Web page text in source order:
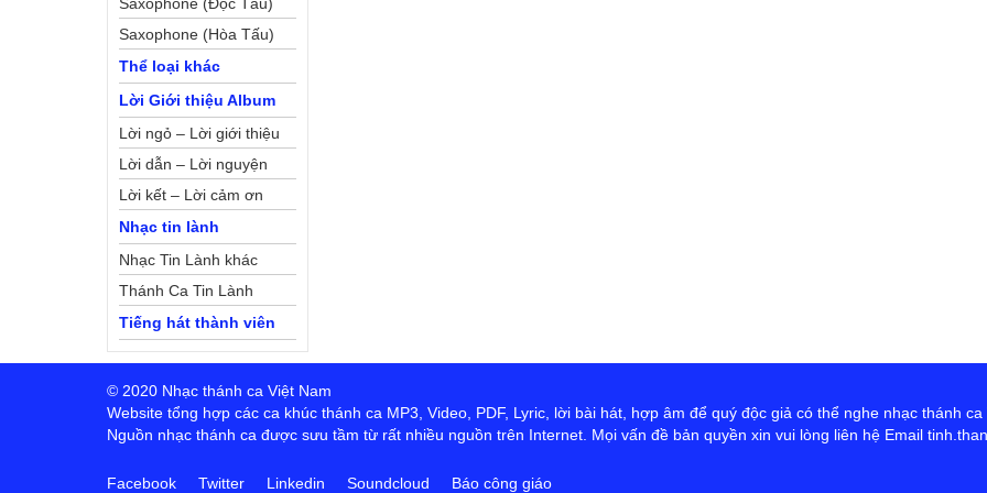
Saxophone (Hòa Tấu)
Thể loại khác
Lời Giới thiệu Album
Lời ngỏ – Lời giới thiệu
Lời dẫn – Lời nguyện
Lời kết – Lời cảm ơn
Nhạc tin lành
Nhạc Tin Lành khác
Thánh Ca Tin Lành
Tiếng hát thành viên
© 2020 Nhạc thánh ca Việt Nam
Website tổng hợp các ca khúc thánh ca MP3, Video, PDF, Lyric, lời bài hát, hợp âm để quý độc giả có thể nghe nhạc thánh ca
Nguồn nhạc thánh ca được sưu tầm từ rất nhiều nguồn trên Internet. Mọi vấn đề bản quyền xin vui lòng liên hệ Email
Facebook Twitter Linkedin Soundcloud Báo công giáo